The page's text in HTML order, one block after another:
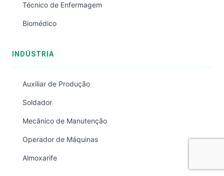
Técnico de Enfermagem
Biomédico
INDÚSTRIA
Auxiliar de Produção
Soldador
Mecânico de Manutenção
Operador de Máquinas
Almoxarife